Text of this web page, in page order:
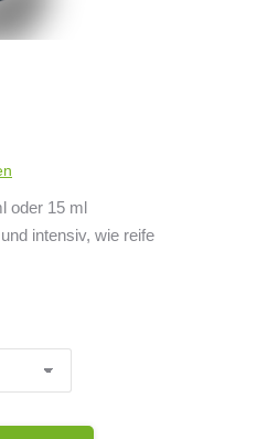
oder 15 ml
intensiv, wie reife